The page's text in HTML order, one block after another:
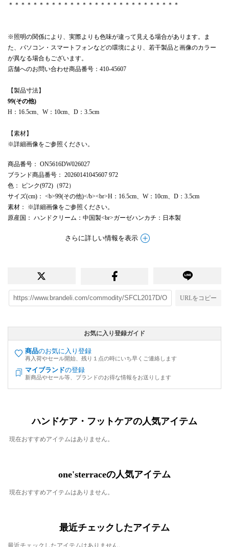
＊＊＊＊＊＊＊＊＊＊＊＊＊＊＊＊＊＊＊＊＊＊＊＊＊＊＊＊
※照明の関係により、実際よりも色味が違って見える場合があります。ま
た、パソコン・スマートフォンなどの環境により、若干製品と画像のカラー
が異なる場合もございます。
店舗へのお問い合わせ商品番号：410-45607
【製品寸法】
99(その他)
H：16.5cm、W：10cm、D：3.5cm
【素材】
※詳細画像をご参照ください。
商品番号 ： ON5616DW026027
ブランド商品番号 ： 20260141045607 972
色 ： ピンク(972)（972）
サイズ(cm) ： <b>99(その他)</b><br>H：16.5cm、W：10cm、D：3.5cm
素材 ： ※詳細画像をご参照ください。
原産国 ： ハンドクリーム：中国製<br>ガーゼハンカチ：日本製
さらに詳しい情報を表示
URLをコピー
お気に入り登録ガイド
商品のお気に入り登録
再入荷やセール開始、残り１点の時にいち早くご連絡します
マイブランドの登録
新商品やセール等、ブランドのお得な情報をお送りします
ハンドケア・フットケアの人気アイテム
現在おすすめアイテムはありません。
one'sterraceの人気アイテム
現在おすすめアイテムはありません。
最近チェックしたアイテム
最近チェックしたアイテムはありません。